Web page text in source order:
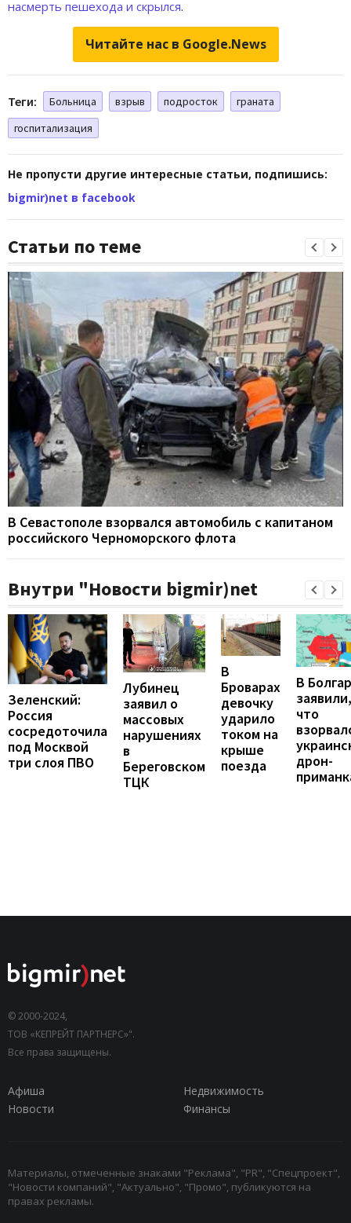
насмерть пешехода и скрылся.
Читайте нас в Google.News
Теги: Больница взрыв подросток
граната
госпитализация
Не пропусти другие интересные статьи, подпишись:
bigmir)net в facebook
Статьи по теме
В Севастополе взорвался автомобиль с капитаном
российского Черноморского флота
Внутри "Новости bigmir)net
Зеленский:
Россия
сосредоточила
под Москвой
три слоя ПВО
Лубинец
заявил о
массовых
нарушениях
в
Береговском
ТЦК
В
Броварах
девочку
ударило
током на
крыше
поезда
В
заявили,
что
дрон-
© 2000-2024,
ТОВ «КЕПРЕЙТ ПАРТНЕРС»".
Все права защищены.
Афиша
Недвижимость
Новости
Финансы
Материалы, отмеченные знаками "Реклама", "PR", "Спецпроект",
"Новости компаний", "Актуально", "Промо", публикуются на
правах рекламы.